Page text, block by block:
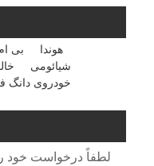
بی
هوندا
شیائومی
خودروی دانگ
لطفاً درخواست خود